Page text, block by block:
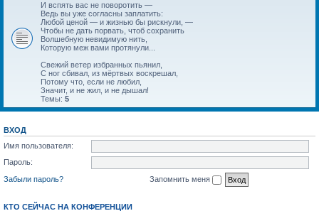
И вспять вас не поворотить —
Ведь вы уже согласны заплатить:
Любой ценой — и жизнью бы рискнули, —
Чтобы не дать порвать, чтоб сохранить
Волшебную невидимую нить,
Которую меж вами протянули...
Свежий ветер избранных пьянил,
С ног сбивал, из мёртвых воскрешал,
Потому что, если не любил,
Значит, и не жил, и не дышал!
Темы: 5
ВХОД
Имя пользователя:
Пароль:
Забыли пароль?
Запомнить меня
КТО СЕЙЧАС НА КОНФЕРЕНЦИИ